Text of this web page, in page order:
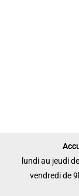
lundi au jeudi
vendredi de